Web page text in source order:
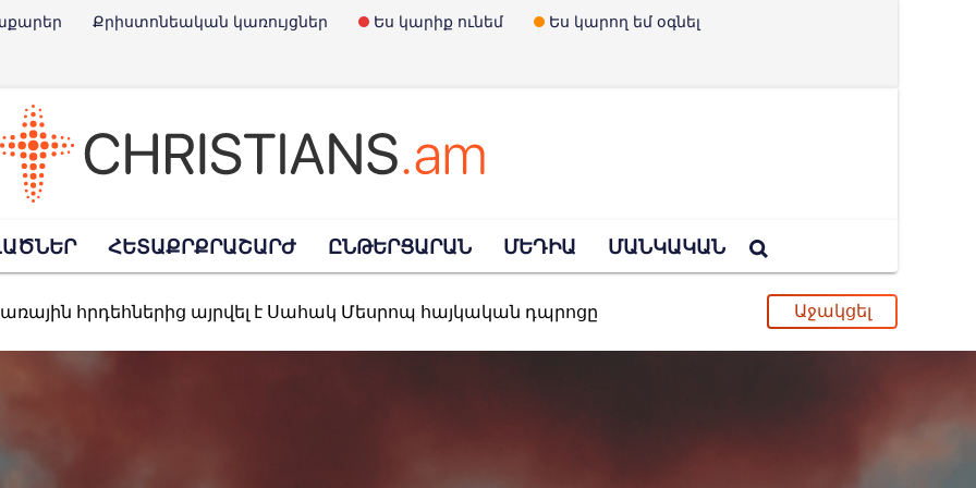
Քրիստոնեական կառույցներ Ես կարիք ունեմ Ես կարող եմ օգնել
ՀԵՏԱՔՐՔՐԱՇԱՐԺ ԸՆԹԵՐՑԱՐԱՆ ՄԵԴԻԱ ՄԱՆԿԱԿԱՆ
օրն է
տվեց նախագծին, որով արգելվում է «Child-Free» մնալու և երեխաներ չունենալու պրոպագանդան
է ռուսական ուղղափառ եկեղեցու հետ կապված Ուկրաինայի որոշումը